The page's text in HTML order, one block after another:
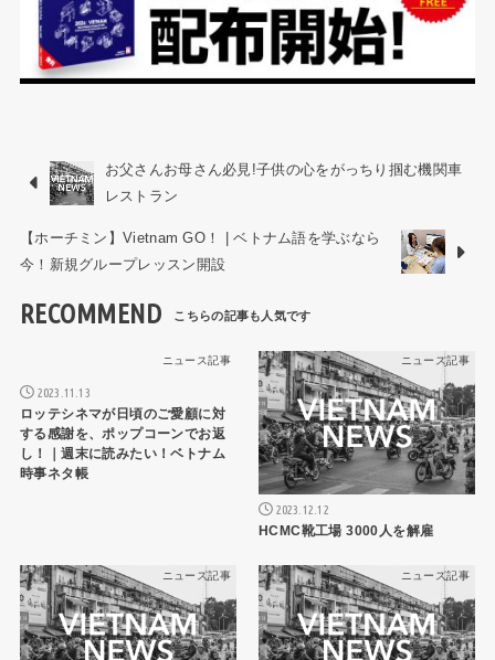
お父さんお母さん必見!子供の心をがっちり掴む機関車
レストラン
【ホーチミン】Vietnam GO！ | ベトナム語を学ぶなら
今！新規グループレッスン開設
RECOMMEND
ニュース記事
2023.11.13
ロッテシネマが日頃のご愛顧に対
する感謝を、ポップコーンでお返
し！｜週末に読みたい！ベトナム
時事ネタ帳
ニュース記事
2023.12.12
HCMC靴工場 3000人を解雇
ニュース記事 ニュース記事